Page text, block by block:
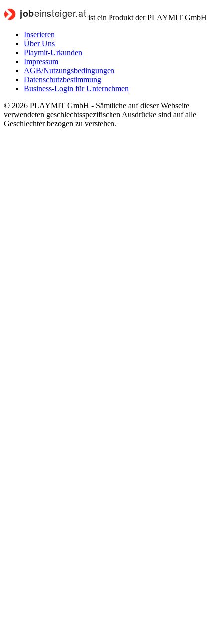
ist ein Produkt der PLAYMIT GmbH
Inserieren
Über Uns
Playmit-Urkunden
Impressum
AGB/Nutzungsbedingungen
Datenschutzbestimmung
Business-Login für Unternehmen
© 2026 PLAYMIT GmbH - Sämtliche auf dieser Webseite
verwendeten geschlechtsspezifischen Ausdrücke sind auf alle
Geschlechter bezogen zu verstehen.